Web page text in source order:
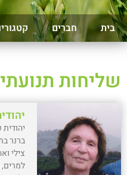
בית חברים
שליחות
צילי
למרים,